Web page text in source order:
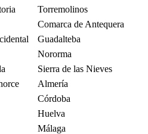
Torremolinos
Comarca de Antequera
Guadalteba
Nororma
Sierra de las Nieves
Almería
Córdoba
Huelva
Málaga